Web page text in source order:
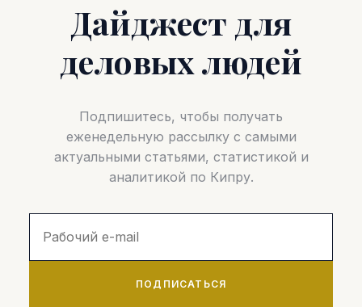
Дайджест для
деловых людей
Подпишитесь, чтобы получать
еженедельную рассылку с самыми
актуальными статьями, статистикой и
аналитикой по Кипру.
ПОДПИСАТЬСЯ